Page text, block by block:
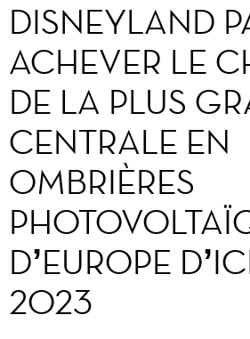
DISNEYLAND
ACHEVER LE
DE LA PLUS
CENTRALE EN
OMBRIÈRES
D’EUROPE
2023